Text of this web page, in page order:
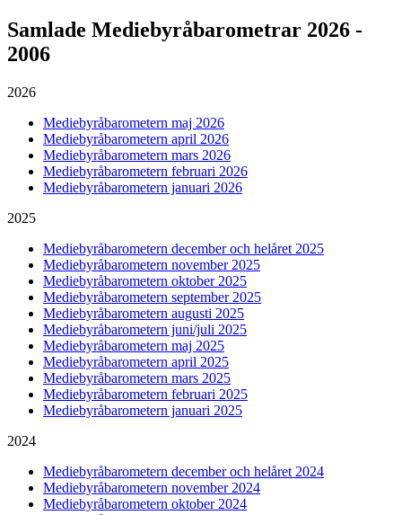
Samlade Mediebyråbarometrar 2026 -
2006
2026
Mediebyråbarometern maj 2026
Mediebyråbarometern april 2026
Mediebyråbarometern mars 2026
Mediebyråbarometern februari 2026
Mediebyråbarometern januari 2026
2025
Mediebyråbarometern december och helåret 2025
Mediebyråbarometern november 2025
Mediebyråbarometern oktober 2025
Mediebyråbarometern september 2025
Mediebyråbarometern augusti 2025
Mediebyråbarometern juni/juli 2025
Mediebyråbarometern maj 2025
Mediebyråbarometern april 2025
Mediebyråbarometern mars 2025
Mediebyråbarometern februari 2025
Mediebyråbarometern januari 2025
2024
Mediebyråbarometern december och helåret 2024
Mediebyråbarometern november 2024
Mediebyråbarometern oktober 2024